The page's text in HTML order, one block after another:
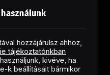
hozzájárulsz ahhoz,
tájékoztatónkban
kivéve, ha
k beállításait bármikor